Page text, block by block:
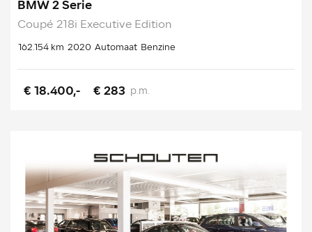
BMW 2 Serie
Coupé 218i Executive Edition
162.154 km 2020 Automaat Benzine
€ 18.400,- € 283 p.m.